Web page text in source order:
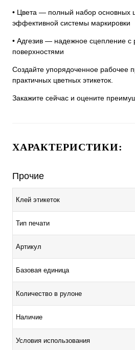
• Цвета — полный набор основных
эффективной системы маркировки
• Адгезив — надежное сцепление с
поверхностями
Создайте упорядоченное рабочее
практичных цветных этикеток.
Закажите сейчас и оцените
ХАРАКТЕРИСТИКИ:
Прочие
Клей этикеток
Тип печати
Артикул
Базовая единица
Количество в рулоне
Наличие
Условия использования